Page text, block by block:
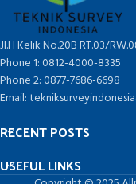
Jl.H Kelik No.20B RT.03/
Phone 1: 0812-4000-8335
Phone 2: 0877-7686-6698
Email:
RECENT POSTS
USEFUL LINKS